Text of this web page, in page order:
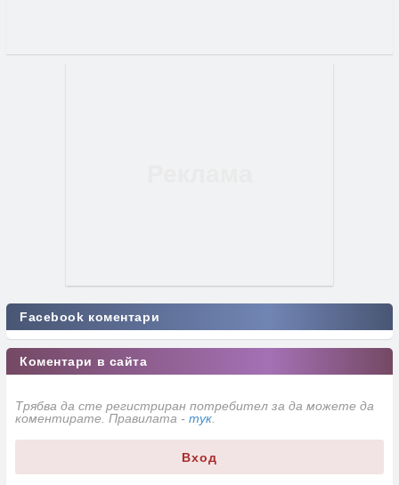
Facebook коментари
Коментари в сайта
Трябва да сте регистриран потребител за да можете да
коментирате. Правилата - тук
Вход